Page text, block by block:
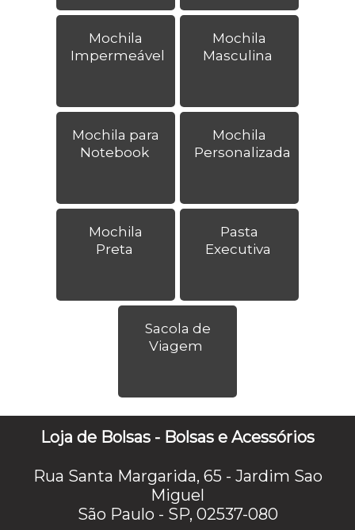
Mochila
Impermeável
Mochila
Masculina
Mochila para
Notebook
Mochila
Personalizada
Mochila
Preta
Pasta
Executiva
Sacola de
Viagem
Loja de Bolsas - Bolsas e Acessórios
Rua Santa Margarida, 65 - Jardim Sao
Miguel
São Paulo - SP, 02537-080